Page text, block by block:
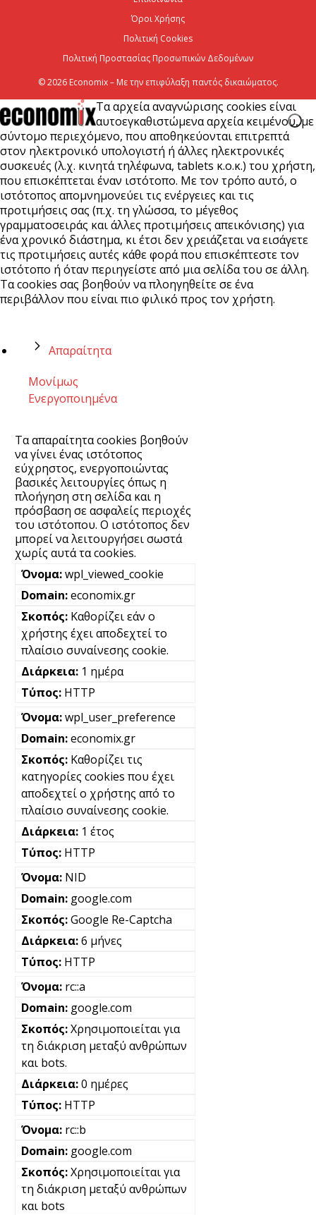
Όροι Χρήσης
Πολιτική Cookies
Πολιτική Προστασίας Προσωπικών Δεδομένων
© 2026 Economix – Με την επιφύλαξη παντός δικαιώματος.
Τα αρχεία αναγνώρισης cookies είναι
αυτοεγκαθιστώμενα αρχεία κειμένου, με
σύντομο περιεχόμενο, που αποθηκεύονται επιτρεπτά
στον ηλεκτρονικό υπολογιστή ή άλλες ηλεκτρονικές
συσκευές (λ.χ. κινητά τηλέφωνα, tablets κ.ο.κ.) του χρήστη,
που επισκέπτεται έναν ιστότοπο. Με τον τρόπο αυτό, ο
ιστότοπος απομνημονεύει τις ενέργειες και τις
προτιμήσεις σας (π.χ. τη γλώσσα, το μέγεθος
γραμματοσειράς και άλλες προτιμήσεις απεικόνισης) για
ένα χρονικό διάστημα, κι έτσι δεν χρειάζεται να εισάγετε
τις προτιμήσεις αυτές κάθε φορά που επισκέπτεστε τον
ιστότοπο ή όταν περιηγείστε από μια σελίδα του σε άλλη.
Τα cookies σας βοηθούν να πλοηγηθείτε σε ένα
περιβάλλον που είναι πιο φιλικό προς τον χρήστη.
Απαραίτητα
Μονίμως
Ενεργοποιημένα
Τα απαραίτητα cookies βοηθούν
να γίνει ένας ιστότοπος
εύχρηστος, ενεργοποιώντας
βασικές λειτουργίες όπως η
πλοήγηση στη σελίδα και η
πρόσβαση σε ασφαλείς περιοχές
του ιστότοπου. Ο ιστότοπος δεν
μπορεί να λειτουργήσει σωστά
χωρίς αυτά τα cookies.
wpl_viewed_cookie
economix.gr
Καθορίζει εάν ο
χρήστης έχει αποδεχτεί το
πλαίσιο συναίνεσης cookie.
1 ημέρα
HTTP
wpl_user_preference
economix.gr
Καθορίζει τις
κατηγορίες cookies που έχει
αποδεχτεί ο χρήστης από το
πλαίσιο συναίνεσης cookie.
1 έτος
HTTP
NID
google.com
Google Re-Captcha
6 μήνες
HTTP
rc::a
google.com
Χρησιμοποιείται για
τη διάκριση μεταξύ ανθρώπων
και bots.
0 ημέρες
HTTP
rc::b
google.com
Χρησιμοποιείται για
τη διάκριση μεταξύ ανθρώπων
και bots